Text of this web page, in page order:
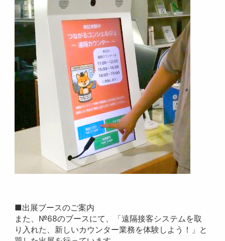
■出展ブースのご案内
また、№68のブースにて、「遠隔接客システムを取
り入れた、新しいカウンター業務を体験しよう！」と